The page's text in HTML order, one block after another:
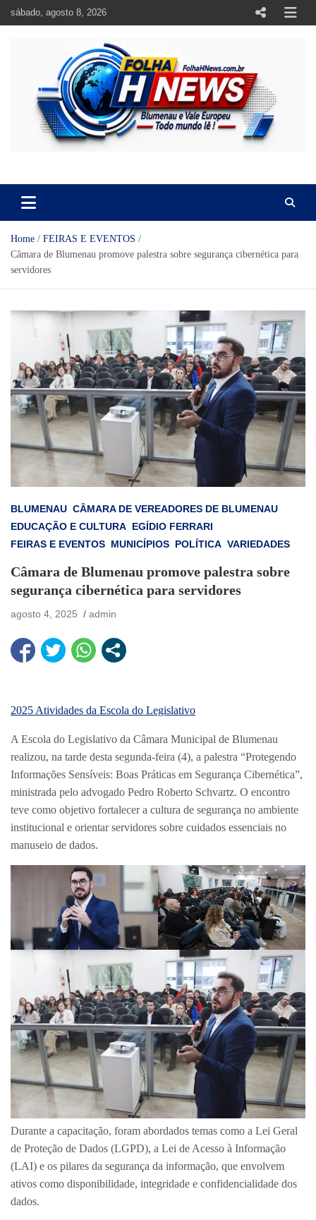
sábado, agosto 8, 2026
Home
FEIRAS E EVENTOS
Câmara de Blumenau promove palestra sobre segurança cibernética para
servidores
BLUMENAU CÂMARA DE VEREADORES DE BLUMENAU
EDUCAÇÃO E CULTURA EGÍDIO FERRARI
FEIRAS E EVENTOS MUNICÍPIOS POLÍTICA VARIEDADES
Câmara de Blumenau promove palestra sobre
segurança cibernética para servidores
agosto 4, 2025 admin
2025 Atividades da Escola do Legislativo
A Escola do Legislativo da Câmara Municipal de Blumenau
realizou, na tarde desta segunda-feira (4), a palestra “Protegendo
Informações Sensíveis: Boas Práticas em Segurança Cibernética”,
ministrada pelo advogado Pedro Roberto Schvartz. O encontro
teve como objetivo fortalecer a cultura de segurança no ambiente
institucional e orientar servidores sobre cuidados essenciais no
manuseio de dados.
Durante a capacitação, foram abordados temas como a Lei Geral
de Proteção de Dados (LGPD), a Lei de Acesso à Informação
(LAI) e os pilares da segurança da informação, que envolvem
ativos como disponibilidade, integridade e confidencialidade dos
dados.